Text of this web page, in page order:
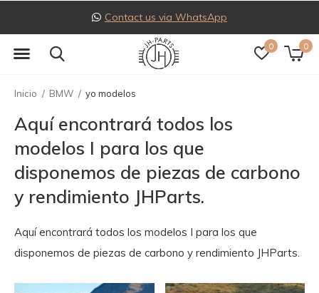
0 0
Follow us on Instagram
Inicio BMW yo modelos
Aquí encontrará todos los
modelos I para los que
disponemos de piezas de carbono
y rendimiento JHParts.
Aquí encontrará todos los modelos I para los que
disponemos de piezas de carbono y rendimiento JHParts.